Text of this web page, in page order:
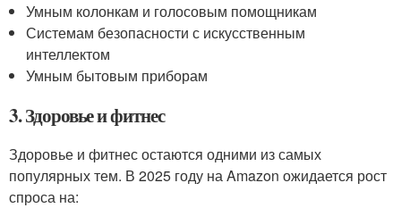
Умным колонкам и голосовым помощникам
Системам безопасности с искусственным
интеллектом
Умным бытовым приборам
3. Здоровье и фитнес
Здоровье и фитнес остаются одними из самых
популярных тем. В 2025 году на Amazon ожидается рост
спроса на: